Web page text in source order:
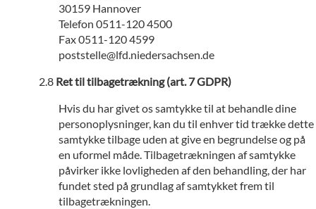
30159 Hannover
Telefon 0511-120 4500
Fax 0511-120 4599
poststelle@lfd.niedersachsen.de
Ret til tilbagetrækning (art. 7 GDPR)
Hvis du har givet os samtykke til at behandle dine
personoplysninger, kan du til enhver tid trække dette
samtykke tilbage uden at give en begrundelse og på
en uformel måde. Tilbagetrækningen af samtykke
påvirker ikke lovligheden af den behandling, der har
fundet sted på grundlag af samtykket frem til
tilbagetrækningen.